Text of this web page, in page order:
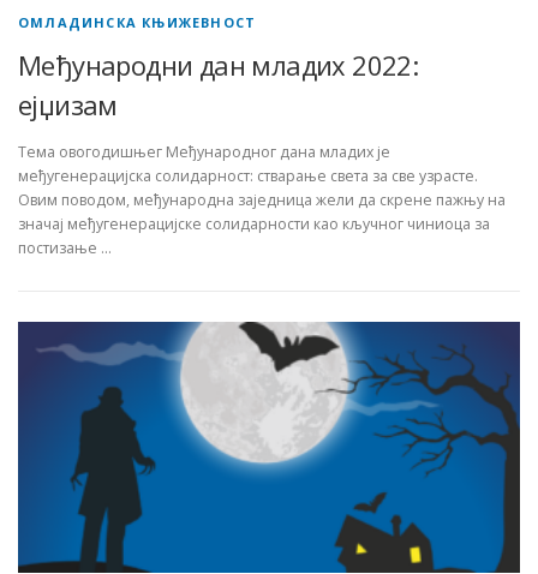
ОМЛАДИНСКА КЊИЖЕВНОСТ
Међународни дан младих 2022:
ејџизам
Тема овогодишњег Међународног дана младих је
међугенерацијска солидарност: стварање света за све узрасте.
Овим поводом, међународна заједница жели да скрене пажњу на
значај међугенерацијске солидарности као кључног чиниоца за
постизање …